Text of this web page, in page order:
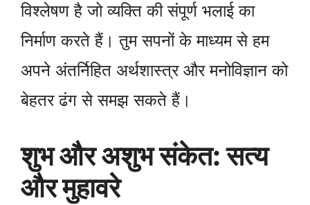
विश्लेषण है जो व्यक्ति की संपूर्ण भलाई का
निर्माण करते हैं। तुम सपनों के माध्यम से हम
अपने अंतर्निहित अर्थशास्त्र और मनोविज्ञान को
बेहतर ढंग से समझ सकते हैं।
शुभ और अशुभ संकेत: सत्य
और मुहावरे